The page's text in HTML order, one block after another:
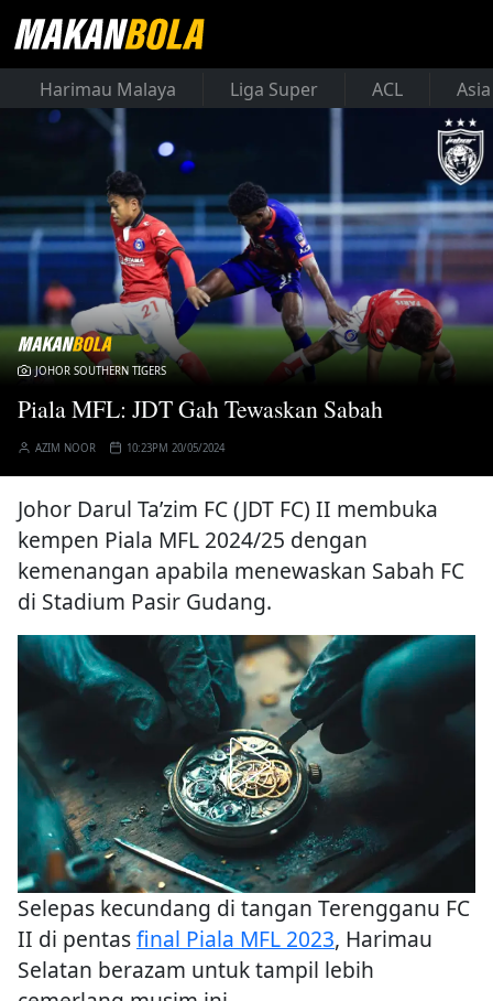
Harimau Malaya Liga Super ACL
JOHOR SOUTHERN TIGERS
Piala MFL: JDT Gah Tewaskan Sabah
AZIM NOOR 10:23PM 20/05/2024
Johor Darul Ta’zim FC (JDT FC) II membuka
kempen Piala MFL 2024/25 dengan
kemenangan apabila menewaskan Sabah FC
di Stadium Pasir Gudang.
Selepas kecundang di tangan Terengganu FC
II di pentasfinal Piala MFL 2023, Harimau
Selatan berazam untuk tampil lebih